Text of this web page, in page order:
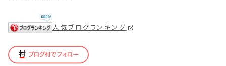
人気ブログランキング